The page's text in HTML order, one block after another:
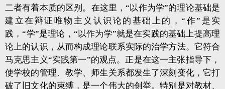
二者有着本质的区别。在这里，“以作为学”的理论基础是
建立在辩证唯物主义认识论的基础上的，“作”是实
践，“学”是理论，“以作为学”就是在实践的基础上提高理
论上的认识，从而构成理论联系实际的治学方法。它符合
马克思主义“实践第一”的观点。正是在这一主张指导下，
使学校的管理、教学、师生关系都发生了深刻变化，它打
破了旧文化的束缚，是一个伟大的创举。特别是对教材、